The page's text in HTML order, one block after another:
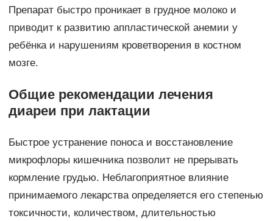
Препарат быстро проникает в грудное молоко и
приводит к развитию аппластической анемии у
ребёнка и нарушениям кроветворения в костном
мозге.
Общие рекомендации лечения
диареи при лактации
Быстрое устранение поноса и восстановление
микрофлоры кишечника позволит не прерывать
кормление грудью. Неблагоприятное влияние
принимаемого лекарства определяется его степенью
токсичности, количеством, длительностью